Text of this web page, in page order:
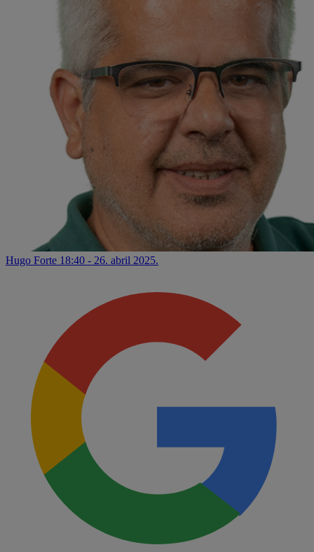
Hugo Forte 18:40 - 26. abril 2025.